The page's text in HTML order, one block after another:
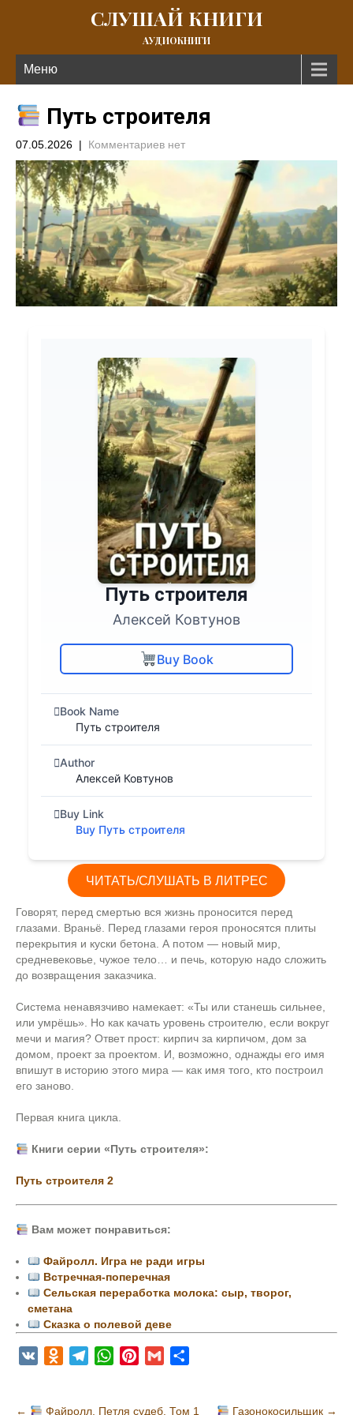
СЛУШАЙ КНИГИ
АУДИОКНИГИ
Меню
Путь строителя
07.05.2026 | Комментариев нет
Путь строителя
Алексей Ковтунов
Buy Book
Book Name
Путь строителя
Author
Алексей Ковтунов
Buy Link
Buy Путь строителя
ЧИТАТЬ/СЛУШАТЬ В ЛИТРЕС
Говорят, перед смертью вся жизнь проносится перед
глазами. Враньё. Перед глазами героя проносятся плиты
перекрытия и куски бетона. А потом — новый мир,
средневековье, чужое тело… и печь, которую надо сложить
до возвращения заказчика.
Система ненавязчиво намекает: «Ты или станешь сильнее,
или умрёшь». Но как качать уровень строителю, если вокруг
мечи и магия? Ответ прост: кирпич за кирпичом, дом за
домом, проект за проектом. И, возможно, однажды его имя
впишут в историю этого мира — как имя того, кто построил
его заново.
Первая книга цикла.
Книги серии «Путь строителя»:
Путь строителя 2
Вам может понравиться:
Файролл. Игра не ради игры
Встречная-поперечная
Сельская переработка молока: сыр, творог,
сметана
Сказка о полевой деве
O
W
← Файролл. Петля судеб. Том 1 Газонокосильщик →